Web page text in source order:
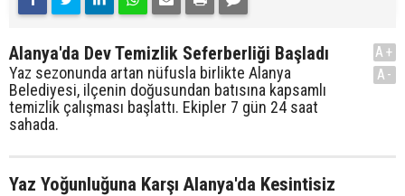
Alanya'da Dev Temizlik Seferberliği Başladı
Yaz sezonunda artan nüfusla birlikte Alanya
Belediyesi, ilçenin doğusundan batısına kapsamlı
temizlik çalışması başlattı. Ekipler 7 gün 24 saat
sahada.
A+
A-
Yaz Yoğunluğuna Karşı Alanya'da Kesintisiz